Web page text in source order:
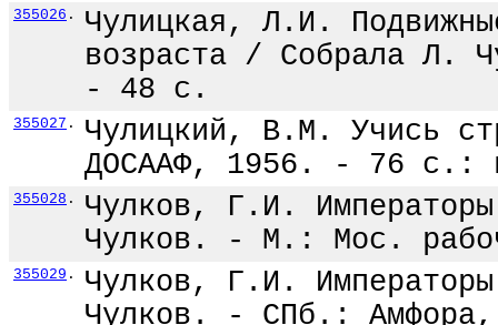
355026 .
Чулицкая, Л.И.
возраста / Собрала
- 48 с.
355027 .
Чулицкий, В.М. Учись
ДОСААФ, 1956. - 76 с.:
355028 .
Чулков, Г.И.
Чулков. - М.: Мос.
355029 .
Чулков, Г.И.
Чулков. - СПб.: